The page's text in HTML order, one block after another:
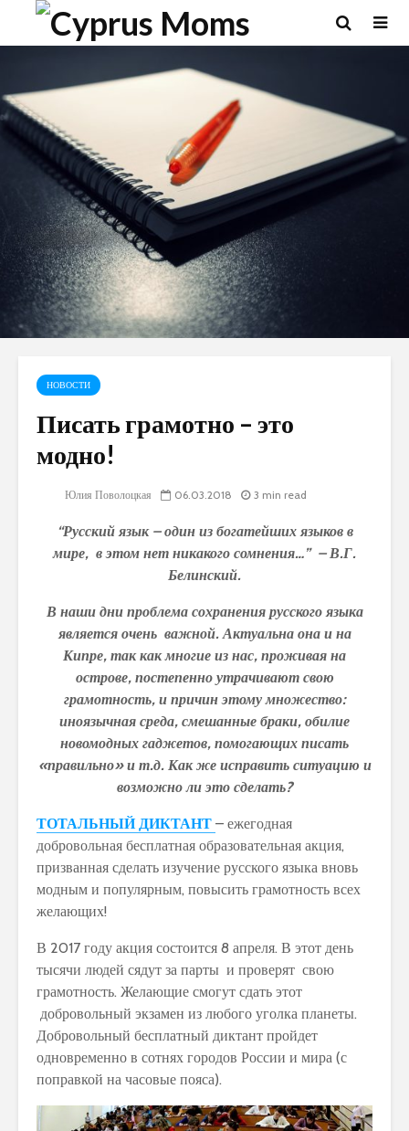
НОВОСТИ
Писать грамотно – это
модно!
Юлия Поволоцкая 06.03.2018 3 min read
“Русский язык – один из богатейших языков в
мире, в этом нет никакого сомнения…” – В.Г.
Белинский.
В наши дни проблема сохранения русского языка
является очень важной. Актуальна она и на
Кипре, так как многие из нас, проживая на
острове, постепенно утрачивают свою
грамотность, и причин этому множество:
иноязычная среда, смешанные браки, обилие
новомодных гаджетов, помогающих писать
«правильно» и т.д. Как же исправить ситуацию и
возможно ли это сделать?
ТОТАЛЬНЫЙ ДИКТАНТ – ежегодная
добровольная бесплатная образовательная акция,
призванная сделать изучение русского языка вновь
модным и популярным, повысить грамотность всех
желающих!
В 2017 году акция состоится 8 апреля. В этот день
тысячи людей сядут за парты и проверят свою
грамотность. Желающие смогут сдать этот
добровольный экзамен из любого уголка планеты.
Добровольный бесплатный диктант пройдет
одновременно в сотнях городов России и мира (с
поправкой на часовые пояса).